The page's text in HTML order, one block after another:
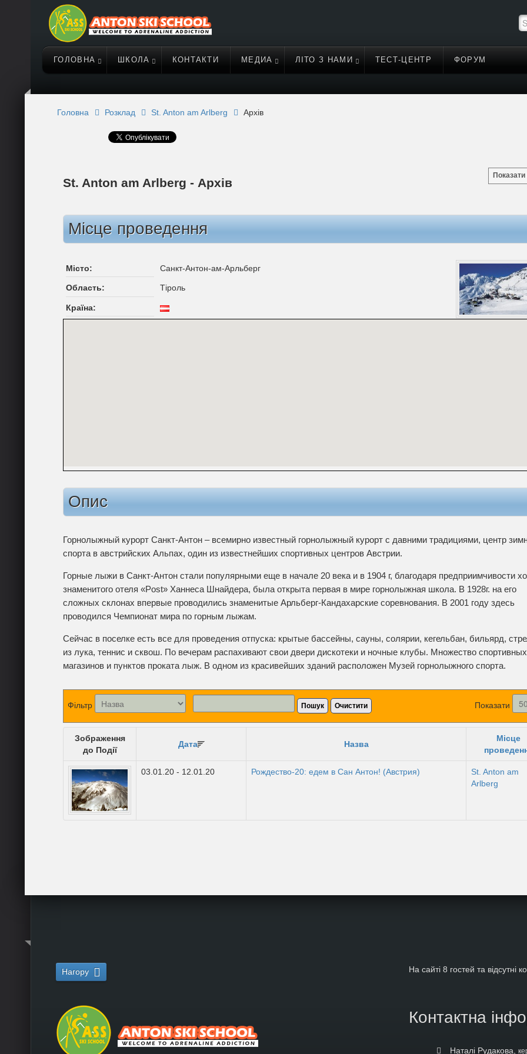
ГОЛОВНА ШКОЛА КОНТАКТИ МЕДИА ЛІТО З НАМИ ТЕСТ-ЦЕНТР ФОРУМ
Головна Розклад St. Anton am Arlberg Архів
Показати
St. Anton am Arlberg - Архів
Місце проведення
Місто: Санкт-Антон-ам-Арльберг
Область: Тіроль
Країна:
Опис
Горнолыжный курорт Санкт-Антон – всемирно известный горнолыжный курорт с давними традициями, центр
спорта в австрийских Альпах, один из известнейших спортивных центров Австрии.
Горные лыжи в Санкт-Антон стали популярными еще в начале 20 века и в 1904 г, благодаря предприимчивости
знаменитого отеля «Post» Ханнеса Шнайдера, была открыта первая в мире горнолыжная школа. В 1928г. на его
сложных склонах впервые проводились знаменитые Арльберг-Кандахарские соревнования. В 2001 году здесь
проводился Чемпионат мира по горным лыжам.
Сейчас в поселке есть все для проведения отпуска: крытые бассейны, сауны, солярии, кегельбан, бильярд,
из лука, теннис и сквош. По вечерам распахивают свои двери дискотеки и ночные клубы. Множество спортивных
магазинов и пунктов проката лыж. В одном из красивейших зданий расположен Музей горнолыжного спорта.
Фільтр Пошук Очистити Показати
Зображення
до Події
Дата Назва
Місце
03.01.20 - 12.01.20 Рождество-20: едем в Сан Антон! (Австрия)
St. Anton am
Arlberg
Нагору На сайті 8 гостей та відсутні
Контактна
Наталі Рудакова,